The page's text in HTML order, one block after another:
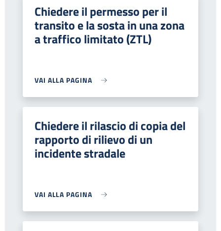
Chiedere il permesso per il
transito e la sosta in una zona
a traffico limitato (ZTL)
VAI ALLA PAGINA
Chiedere il rilascio di copia del
rapporto di rilievo di un
incidente stradale
VAI ALLA PAGINA